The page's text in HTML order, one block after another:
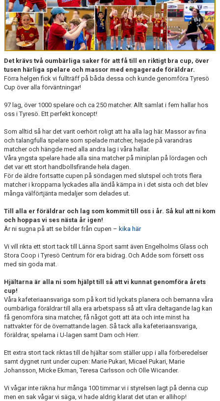
Det krävs två oumbärliga saker för att få till en riktigt bra cup, över
tusen härliga spelare och massor med engagerade föräldrar.
Förra helgen fick vi fullträff på båda dessa och kunde genomföra Tyresö
Cup över alla förväntningar!
97 lag, över 1000 spelare och ca 250 matcher. Allt samlat i fem hallar hos
oss i Tyresö. Ett perfekt koncept!
Som alltid så har det varit oerhört roligt att ha alla lag här. Massor av fina
och talangfulla spelare som spelade matcher, hejade på varandras
matcher och hängde med alla andra lag i våra hallar.
Våra yngsta spelare hade alla sina matcher på miniplan på lördagen och
det var ett stort handbollsfirande hela dagen.
För de äldre fortsatte cupen på söndagen med slutspel och trots flera
matcher i kropparna lyckades alla ändå kämpa in i det sista och det blev
många välförtjänta medaljer som delades ut.
Till alla er föräldrar och lag som kommit till oss i år. Så kul att ni kom
och hoppas vi ses nästa år igen!
Är ni sugna på att se bilder från cupen – kika här
Vi vill rikta ett stort tack till Länna Sport samt även Engelholms Glass och
Stora Coop i Tyresö Centrum för era bidrag. Och Adde som försett oss
med sin goda mat.
Hjältarna är alla ni som hjälpt till så att vi kunnat genomföra årets
cup!
Våra kafeteriaansvariga som på kort tid lyckats planera och bemanna våra
oumbärliga föräldrar till alla era arbetspass så att våra deltagande lag kan
få genomföra sina matcher, få något gott att äta och inte minst ha
nattvakter för de övernattande lagen. Så tack alla kafeteriaansvariga,
föräldrar, spelarna i U-lagen samt Dam och Herr.
Ett extra stort tack riktas till de hjältar som ställer upp i alla förberedelser
samt dygnet runt under cupen: Marie Pukari, Micael Pukari, Marie
Johansson, Micke Ekman, Teresa Carlsson och Olle Wicander.
Vi vågar inte räkna hur många 100 timmar vi i styrelsen lagt på denna cup
men en sak vågar vi säga, vi hade aldrig klarat det utan er allihop!